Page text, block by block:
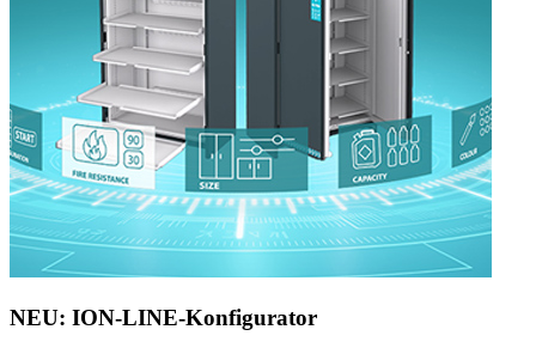
NEU: ION-LINE-Konfigurator